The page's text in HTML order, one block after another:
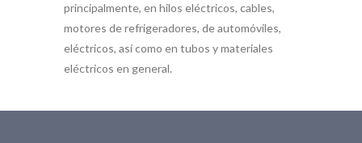
principalmente, en hilos eléctricos, cables,
motores de refrigeradores, de automóviles,
eléctricos, así como en tubos y materiales
eléctricos en general.